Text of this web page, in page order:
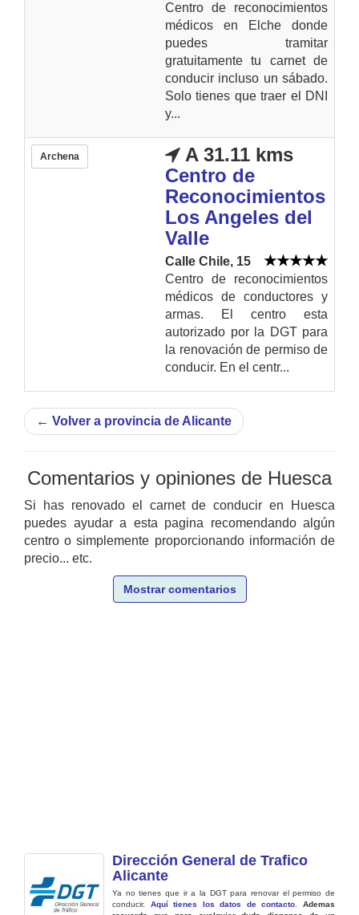
Centro de reconocimientos
médicos en Elche donde
puedes tramitar
gratuitamente tu carnet de
conducir incluso un sábado.
Solo tienes que traer el DNI
y...
Archena
A 31.11 kms
Centro de
Reconocimientos
Los Angeles del
Valle
Calle Chile, 15
Centro de reconocimientos
médicos de conductores y
armas. El centro esta
autorizado por la DGT para
la renovación de permiso de
conducir. En el centr...
← Volver a provincia de Alicante
Comentarios y opiniones de Huesca
Si has renovado el carnet de conducir en Huesca
puedes ayudar a esta pagina recomendando algún
centro o simplemente proporcionando información de
precio... etc.
Mostrar comentarios
Dirección General de Trafico
Alicante
Ya no tienes que ir a la DGT para renovar el permiso de
conducir. Aquí tienes los datos de contacto .Ademas